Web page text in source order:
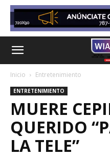
Inicio Entretenimiento
ENTRETENIMIENTO
MUERE
QUERIDO
LA TELE”